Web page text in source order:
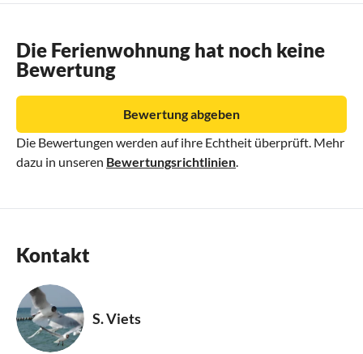
Die Ferienwohnung hat noch keine
Bewertung
Die Bewertungen werden auf ihre Echtheit überprüft. Mehr
dazu in unseren Bewertungsrichtlinien
Bewertung abgeben
Kontakt
S. Viets